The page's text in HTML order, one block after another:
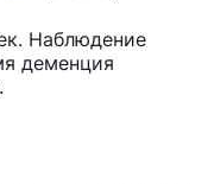
Наблюдение
деменция